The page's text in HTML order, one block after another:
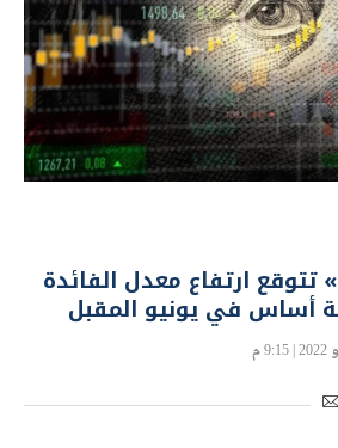
تتوقع ارتفاع معدل الفائدة